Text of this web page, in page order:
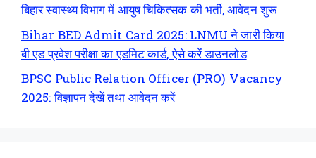
बिहार स्वास्थ्य विभाग में आयुष चिकित्सक की भर्ती, आवेदन शुरू
Bihar BED Admit Card 2025: LNMU ने जारी किया
बी एड प्रवेश परीक्षा का एडमिट कार्ड, ऐसे करें डाउनलोड
BPSC Public Relation Officer (PRO) Vacancy
2025: विज्ञापन देखें तथा आवेदन करें